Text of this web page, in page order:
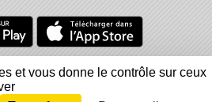
Gestion des cookies
Signaler un contenu inapproprié
et vous donne le contrôle sur ceux